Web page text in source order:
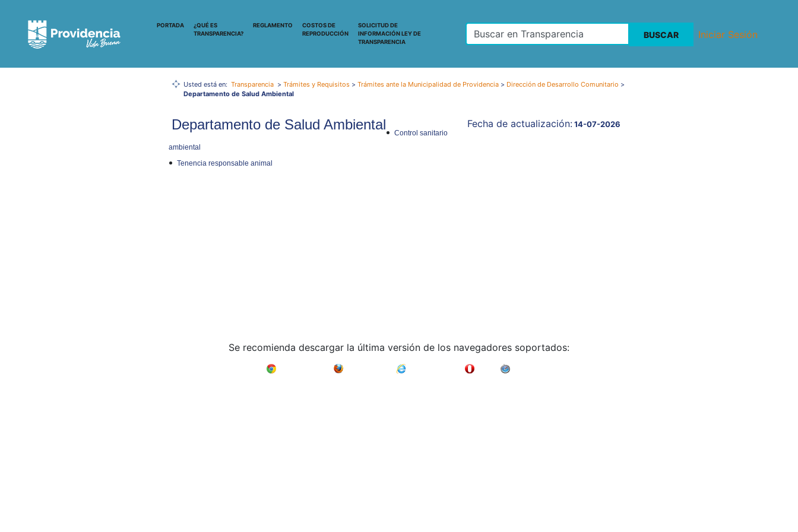
PORTADA
¿QUÉ ES
TRANSPARENCIA?
REGLAMENTO
COSTOS DE
REPRODUCCIÓN
SOLICITUD DE
INFORMACIÓN LEY DE
TRANSPARENCIA
Iniciar Sesión
Usted está en: Transparencia > Trámites y Requisitos > Trámites ante la Municipalidad de Providencia > Dirección de Desarrollo Comunitario >
Departamento de Salud Ambiental
Departamento de Salud Ambiental Fecha de actualización:14-07-2026
Control sanitario
ambiental
Tenencia responsable animal
Se recomienda descargar la última versión de los navegadores soportados: